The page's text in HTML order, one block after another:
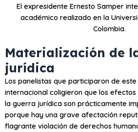
El expresidente Ernesto Samper
académico realizado en la
Colombia.
Materialización de
jurídica
Los panelistas que participaron de
internacional coligieron que los
la guerra jurídica son prácticamente
porque hay una grave afectación
flagrante violación de derechos